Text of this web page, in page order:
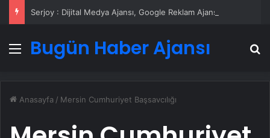
Menü
Bugün Haber Ajansı
Anasayfa / Mersin Cumhuriyet Başsavcılığı